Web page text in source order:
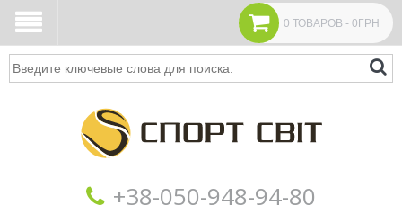
0 ТОВАРОВ - 0ГРН
Поиск
+38‎‎-050-948-94-80